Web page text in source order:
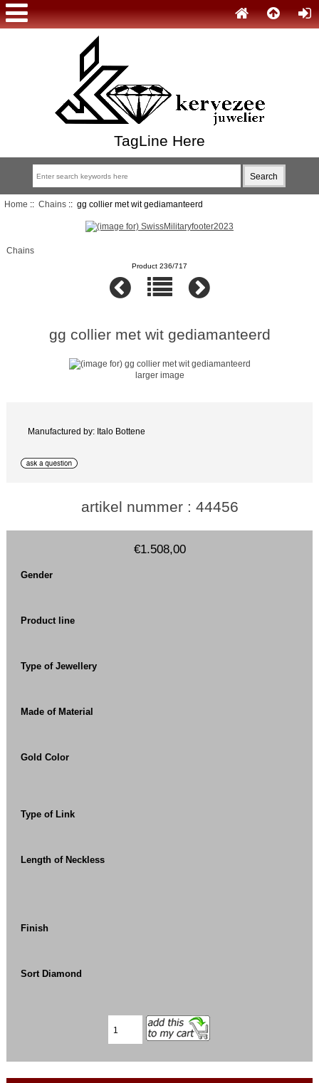
TagLine Here
Home :: Chains:: gg collier met wit gediamanteerd
Chains
Product 236/717
gg collier met wit gediamanteerd
larger image
Manufactured by: Italo Bottene
artikel nummer : 44456
€1.508,00
Gender
Product line
Type of Jewellery
Made of Material
Gold Color
Type of Link
Length of Neckless
Finish
Sort Diamond